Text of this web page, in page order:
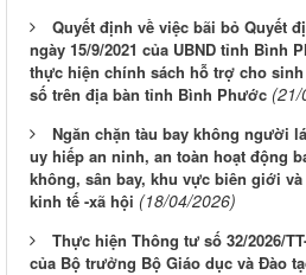
Quyết định về việc bãi bỏ Quyết
ngày 15/9/2021 của UBND tỉnh Bình
thực hiện chính sách hỗ trợ cho
số trên địa bàn tỉnh Bình Phước (21/
Ngăn chặn tàu bay không người
uy hiếp an ninh, an toàn hoạt động
không, sân bay, khu vực biên giới
kinh tế -xã hội (18/04/2026)
Thực hiện Thông tư số 32/2026/
của Bộ trưởng Bộ Giáo dục và Đào